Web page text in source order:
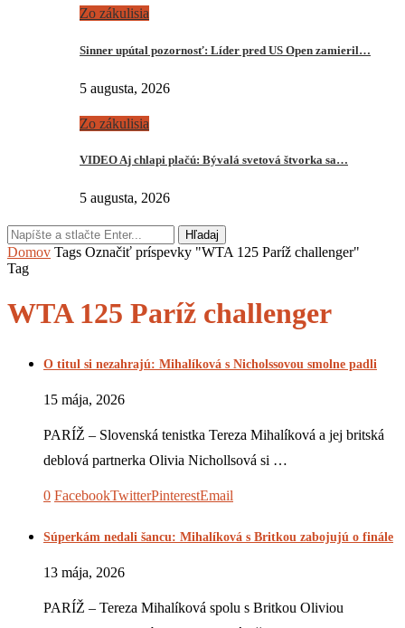
Zo zákulisia
Sinner upútal pozornosť: Líder pred US Open zamieril…
5 augusta, 2026
Zo zákulisia
VIDEO Aj chlapi plačú: Bývalá svetová štvorka sa…
5 augusta, 2026
Hľadaj
Domov Tags Označiť príspevky "WTA 125 Paríž challenger"
Tag
WTA 125 Paríž challenger
O titul si nezahrajú: Mihalíková s Nicholssovou smolne padli
15 mája, 2026
PARÍŽ – Slovenská tenistka Tereza Mihalíková a jej britská
deblová partnerka Olivia Nichollsová si …
0 FacebookTwitterPinterestEmail
Súperkám nedali šancu: Mihalíková s Britkou zabojujú o finále
13 mája, 2026
PARÍŽ – Tereza Mihalíková spolu s Britkou Oliviou